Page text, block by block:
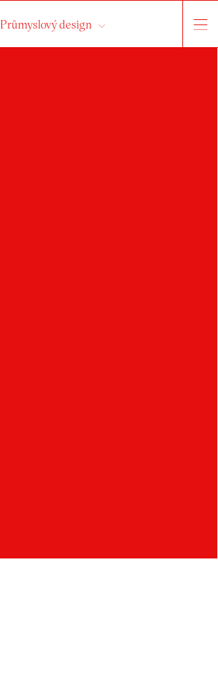
Průmyslový design